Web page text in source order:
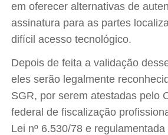
em oferecer alternativas de
assinatura para as partes
difícil acesso tecnológico.
Depois de feita a validação
eles serão legalmente
SGR, por serem atestadas pelo
federal de fiscalização
Lei nº 6.530/78 e